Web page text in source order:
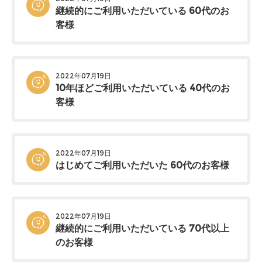
継続的にご利用いただいている 60代のお
客様
2022年07月19日
10年ほどご利用いただいている 40代のお
客様
2022年07月19日
はじめてご利用いただいた 60代のお客様
2022年07月19日
継続的にご利用いただいている 70代以上
のお客様